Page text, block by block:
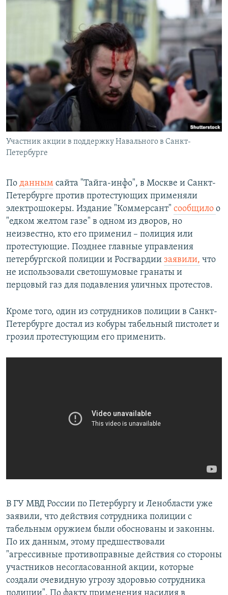
Участник акции в поддержку Навального в Санкт-
Петербурге
По данным сайта "Тайга-инфо", в Москве и Санкт-
Петербурге против протестующих применяли
электрошокеры. Издание "Коммерсант" сообщило о
"едком желтом газе" в одном из дворов, но
неизвестно, кто его применил – полиция или
протестующие. Позднее главные управления
петербургской полиции и Росгвардии заявили, что
не использовали светошумовые гранаты и
перцовый газ для подавления уличных протестов.
Кроме того, один из сотрудников полиции в Санкт-
Петербурге достал из кобуры табельный пистолет и
грозил протестующим его применить.
В ГУ МВД России по Петербургу и Ленобласти уже
заявили, что действия сотрудника полиции с
табельным оружием были обоснованы и законны.
По их данным, этому предшествовали
"агрессивные противоправные действия со стороны
участников несогласованной акции, которые
создали очевидную угрозу здоровью сотрудника